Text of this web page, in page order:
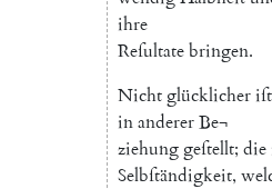
ihre
Reſultatebringen.
Nichtglücklicheriſt
inandererBe¬
ziehunggeſtellt; die
Selbſtändigkeit,